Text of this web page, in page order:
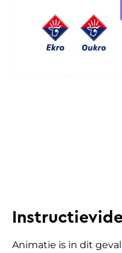
Animatie is in dit